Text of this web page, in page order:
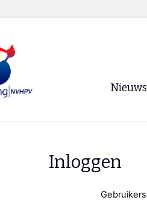
Nieuws
Inloggen